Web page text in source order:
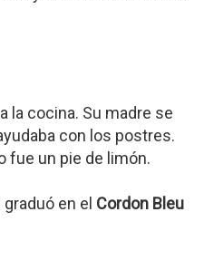
la cocina. Su madre se
con los postres.
fue un pie de limón.
en el Cordon Bleu